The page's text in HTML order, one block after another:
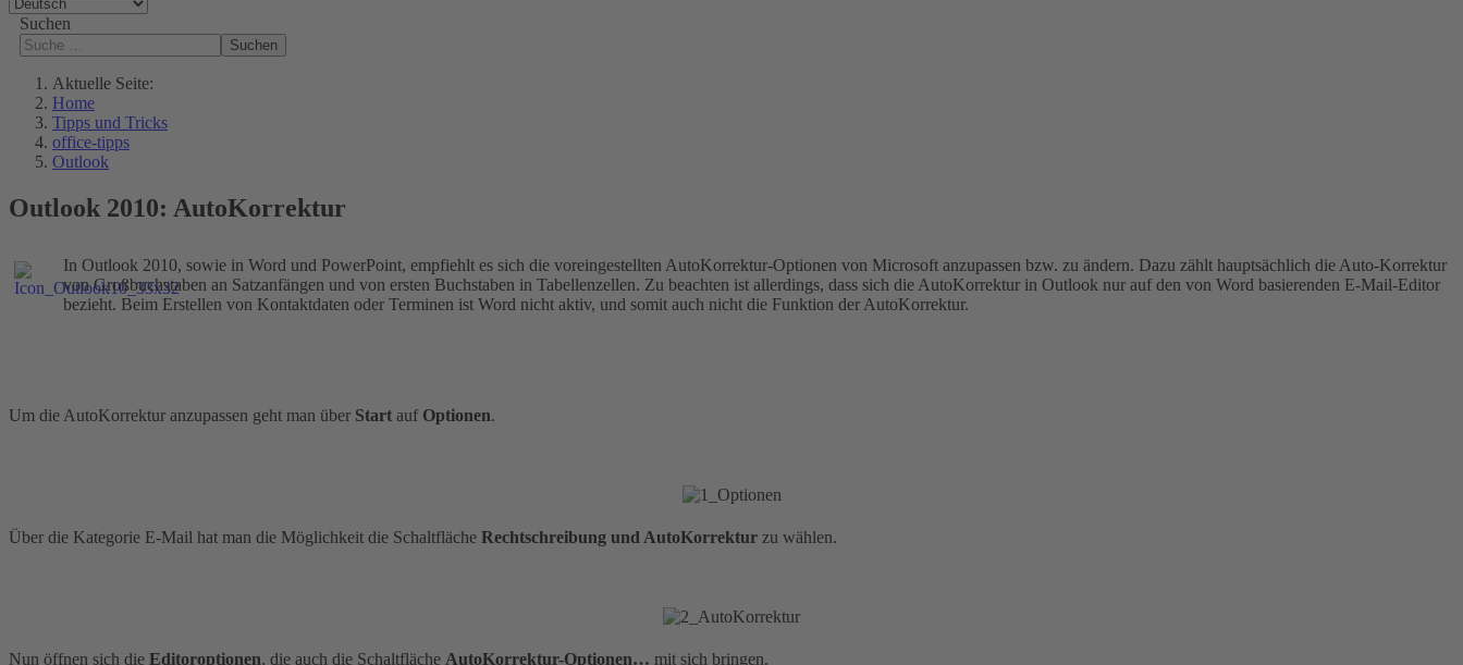
Suchen
Suchen
Aktuelle Seite:
Home
Tipps und Tricks
office-tipps
Outlook
Outlook 2010: AutoKorrektur
In Outlook 2010, sowie in Word und PowerPoint, empfiehlt es sich die voreingestellten AutoKorrektur-Optionen von Microsoft anzupassen bzw. zu ändern. Dazu zählt hauptsächlich die Auto-Korrektur
von Großbuchstaben an Satzanfängen und von ersten Buchstaben in Tabellenzellen. Zu beachten ist allerdings, dass sich die AutoKorrektur in Outlook nur auf den von Word basierenden E-Mail-Editor
bezieht. Beim Erstellen von Kontaktdaten oder Terminen ist Word nicht aktiv, und somit auch nicht die Funktion der AutoKorrektur.
Um die AutoKorrektur anzupassen geht man über Start auf Optionen.
Über die Kategorie E-Mail hat man die Möglichkeit die Schaltfläche Rechtschreibung und AutoKorrektur zu wählen.
Nun öffnen sich die Editoroptionen, die auch die Schaltfläche AutoKorrektur-Optionen… mit sich bringen.